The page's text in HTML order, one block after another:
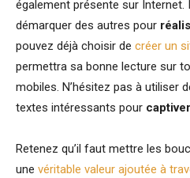
également présente sur Internet.
démarquer des autres pour
pouvez déjà choisir de créer un
permettra sa bonne lecture sur
mobiles. N’hésitez pas à utiliser
textes intéressants pour
Retenez qu’il faut mettre les
une véritable valeur ajoutée à